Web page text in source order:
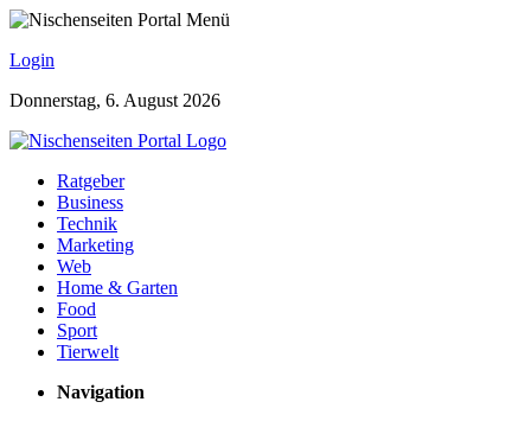
Login
Donnerstag, 6. August 2026
Ratgeber
Business
Technik
Marketing
Web
Home & Garten
Food
Sport
Tierwelt
Navigation